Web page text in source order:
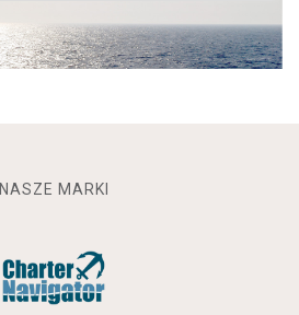
NASZE MARKI